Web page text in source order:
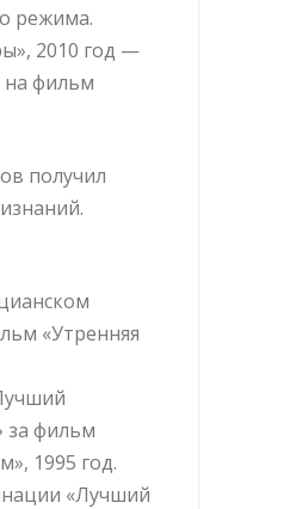
режима.
2010 год —
на фильм
получил
«Утренняя
за фильм
1995 год.
«Лучший